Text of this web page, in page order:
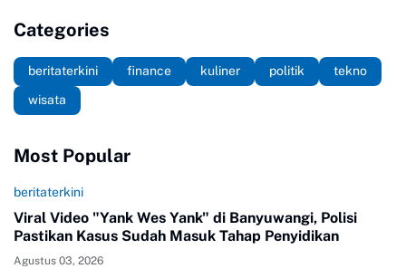
Categories
beritaterkini finance kuliner politik
tekno
wisata
Most Popular
beritaterkini
Viral Video "Yank Wes Yank" di Banyuwangi, Polisi
Pastikan Kasus Sudah Masuk Tahap Penyidikan
Agustus 03, 2026